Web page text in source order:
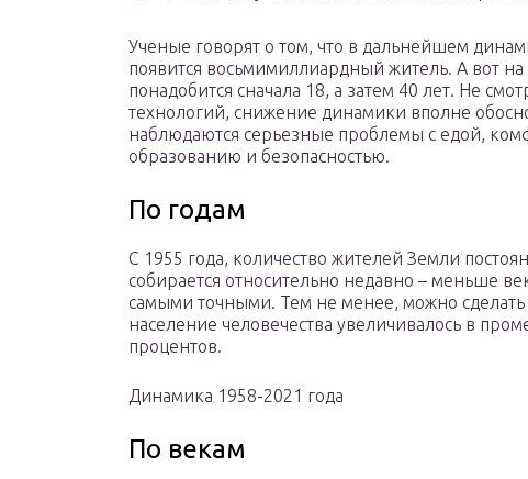
Ученые говорят о том, что в дальнейшем
появится восьмимиллиардный житель. А вот
понадобится сначала 18, а затем 40 лет. Не
технологий, снижение динамики вполне
наблюдаются серьезные проблемы с едой,
образованию и безопасностью.
По годам
С 1955 года, количество жителей Земли
собирается относительно недавно – меньше
самыми точными. Тем не менее, можно
население человечества увеличивалось в
процентов.
Динамика 1958-2021 года
По векам